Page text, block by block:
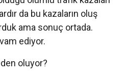
da bu kazaların oluş
ama sonuç ortada.
ediyor.
oluyor?